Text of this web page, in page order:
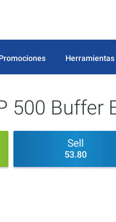
Herramientas
500 Buffer
Sell
53.80